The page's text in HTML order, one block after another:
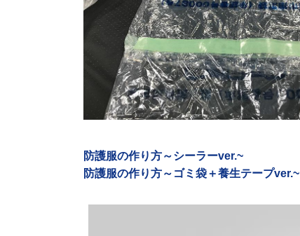
防護服の作り方～シーラーver.~
防護服の作り方～ゴミ袋＋養生テープver.~